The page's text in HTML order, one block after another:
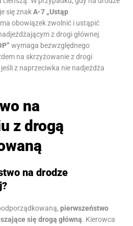
się znakA-7 „Ustąp
obowiązek zwolnić i ustąpić
z drogi głównej.
wymaga bezwzględnego
na skrzyżowanie z drogi
z naprzeciwka nie nadjeżdża
na
z drogą
na drodze
pierwszeństwo
się drogą główną. Kierowca